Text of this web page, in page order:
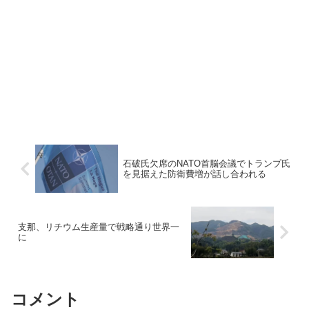
石破氏欠席のNATO首脳会議でトランプ氏
を見据えた防衛費増が話し合われる
支那、リチウム生産量で戦略通り世界一
に
コメント